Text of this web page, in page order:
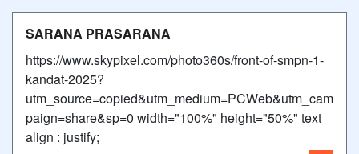
SARANA PRASARANA
https://www.skypixel.com/photo360s/front-of-smpn-1-
kandat-2025?
utm_source=copied&utm_medium=PCWeb&utm_cam
paign=share&sp=0 width="100%" height="50%" text
align : justify;